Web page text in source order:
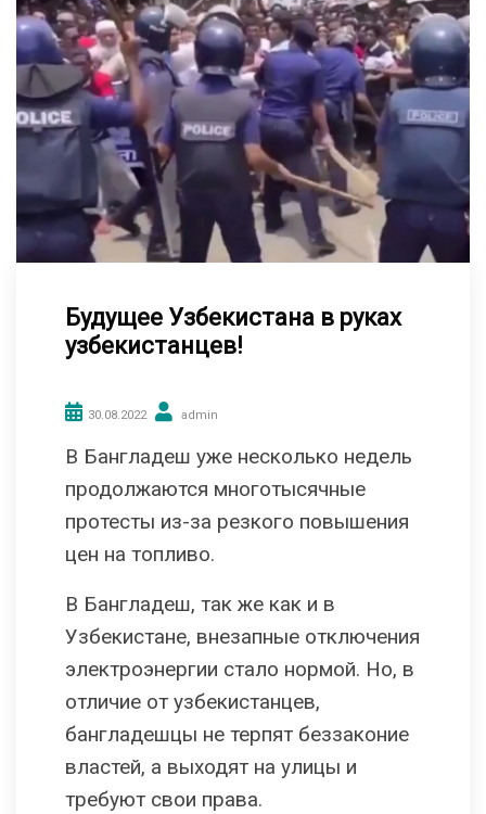
Будущее Узбекистана в руках
узбекистанцев!
30.08.2022 admin
В Бангладеш уже несколько недель
продолжаются многотысячные
протесты из-за резкого повышения
цен на топливо.
В Бангладеш, так же как и в
Узбекистане, внезапные отключения
электроэнергии стало нормой. Но, в
отличие от узбекистанцев,
бангладешцы не терпят беззаконие
властей, а выходят на улицы и
требуют свои права.